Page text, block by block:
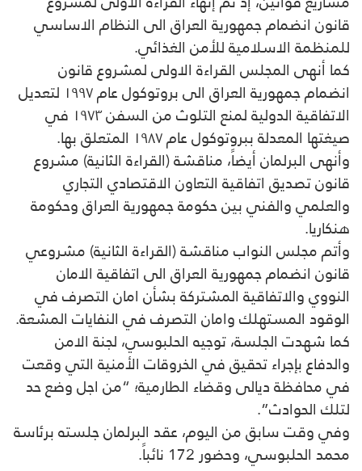
قانون انضمام جمهورية العراق الى النظام الاساسي
للمنظمة الاسلامية للأمن الغذائي.
كما أنهى المجلس القراءة الاولى لمشروع قانون
انضمام جمهورية العراق الى بروتوكول عام ١٩٩٧ لتعديل
الاتفاقية الدولية لمنع التلوث من السفن ١٩٧٣ في
صيغتها المعدلة ببروتوكول عام ١٩٨٧ المتعلق بها.
وأنهى البرلمان أيضاً، مناقشة (القراءة الثانية) مشروع
قانون تصديق اتفاقية التعاون الاقتصادي التجاري
والعلمي والفني بين حكومة جمهورية العراق وحكومة
هنكاريا.
وأتم مجلس النواب مناقشة (القراءة الثانية) مشروعي
قانون انضمام جمهورية العراق الى اتفاقية الامان
النووي والاتفاقية المشتركة بشأن امان التصرف في
الوقود المستهلك وامان التصرف في النفايات المشعة.
كما شهدت الجلسة، توجيه الحلبوسي، لجنة الامن
والدفاع بإجراء تحقيق في الخروقات الأمنية التي وقعت
في محافظة ديالى وقضاء الطارمية؛ “من اجل وضع حد
لتلك الحوادث”.
وفي وقت سابق من اليوم، عقد البرلمان جلسته برئاسة
محمد الحلبوسي، وحضور 172 نائباً.